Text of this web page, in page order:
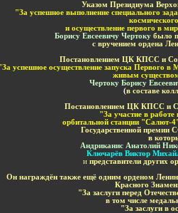
Указом Президиума
"За успешное выполнение специального
и осуществление первого в
Борису Евсеевичу Чертоку было
с вручением ордена
Постановлением ЦК КПСС и
успешное осуществление запуска Первого в
живым
Чертоку Борису
(в составе
Постановлением ЦК КПСС и
"За участие в
орбитальной станции "Салют-
Государственной премии
в
Андриканис Анатолий
Ключарёв Виктор
и представители других
Он награждён также ещё одним орденом
Красного
"За заслуги перед
в том числе
"За заслуги в